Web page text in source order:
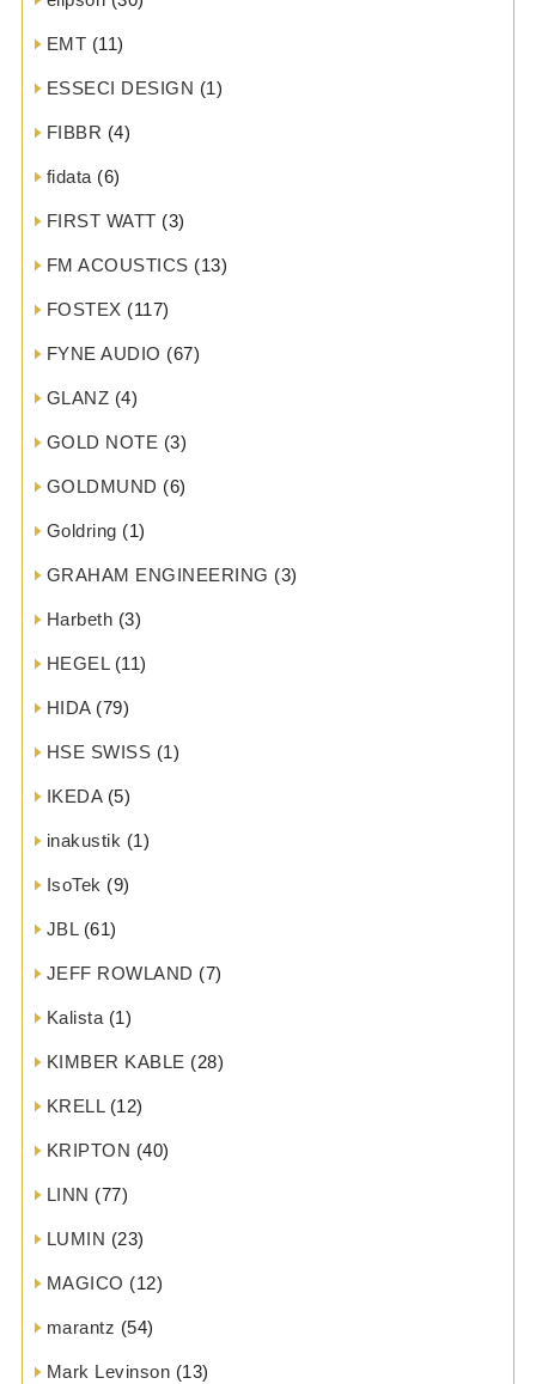
EMT (11)
ESSECI DESIGN (1)
FIBBR (4)
fidata (6)
FIRST WATT (3)
FM ACOUSTICS (13)
FOSTEX (117)
FYNE AUDIO (67)
GLANZ (4)
GOLD NOTE (3)
GOLDMUND (6)
Goldring (1)
GRAHAM ENGINEERING (3)
Harbeth (3)
HEGEL(11)
HIDA(79)
HSE SWISS (1)
IKEDA(5)
inakustik (1)
IsoTek (9)
JBL(61)
JEFF ROWLAND (7)
Kalista (1)
KIMBER KABLE (28)
KRELL(12)
KRIPTON (40)
LINN (77)
LUMIN (23)
MAGICO (12)
marantz (54)
Mark Levinson (13)